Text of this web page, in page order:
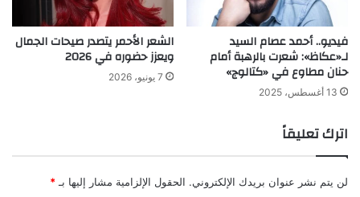
فيديو.. أحمد عصام السيد
لـ«عكاظ»: شعرت بالرهبة أمام
حنان مطاوع في «كتالوج»
13 أغسطس، 2025
الشعر الأحمر يتصدر صيحات الجمال
ويعزز حضوره في 2026
7 يونيو، 2026
اترك تعليقاً
لن يتم نشر عنوان بريدك الإلكتروني. الحقول الإلزامية مشار إليها بـ *